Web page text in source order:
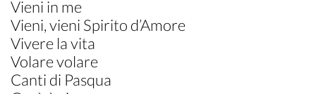
Vieni in me
Vieni, vieni Spirito d’Amore
Vivere la vita
Volare volare
Canti di Pasqua